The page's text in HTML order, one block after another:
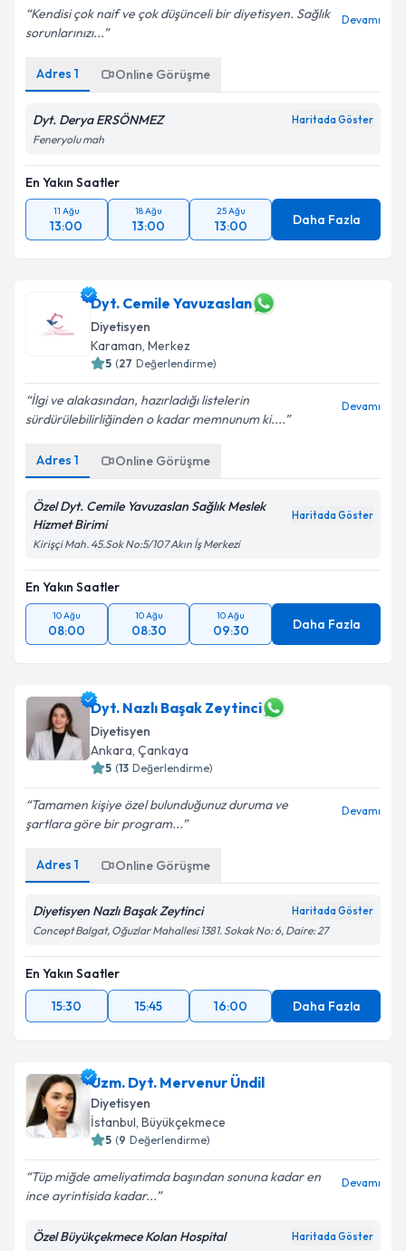
Kendisi çok naif ve çok düşünceli bir diyetisyen. Sağlık
sorunlarınızı...
Devamı
Adres 1 Online Görüşme
Dyt. Derya ERSÖNMEZ Haritada Göster
Feneryolu mah
En Yakın Saatler
11 Ağu
13:00
18 Ağu
13:00
25 Ağu
13:00 Daha Fazla
Dyt. Cemile Yavuzaslan
Diyetisyen
Karaman, Merkez
5 (27 Değerlendirme)
İlgi ve alakasından, hazırladığı listelerin
sürdürülebilirliğinden o kadar memnunum ki....
Devamı
Adres 1 Online Görüşme
Özel Dyt. Cemile Yavuzaslan Sağlık Meslek
Hizmet Birimi
Haritada Göster
Kirişçi Mah. 45.Sok No:5/107 Akın İş Merkezi
En Yakın Saatler
10 Ağu
08:00
10 Ağu
08:30
10 Ağu
09:30 Daha Fazla
Dyt. Nazlı Başak Zeytinci
Diyetisyen
Ankara, Çankaya
5 (13 Değerlendirme)
Tamamen kişiye özel bulunduğunuz duruma ve
şartlara göre bir program...
Devamı
Adres 1 Online Görüşme
Diyetisyen Nazlı Başak Zeytinci Haritada Göster
Concept Balgat, Oğuzlar Mahallesi 1381. Sokak No: 6, Daire: 27
En Yakın Saatler
15:30
15:45 16:00 Daha Fazla
Uzm. Dyt. Mervenur Ündil
Diyetisyen
İstanbul, Büyükçekmece
5 (9 Değerlendirme)
Tüp miğde ameliyatimda başından sonuna kadar en
ince ayrintisida kadar...
Devamı
Özel Büyükçekmece Kolan Hospital Haritada Göster